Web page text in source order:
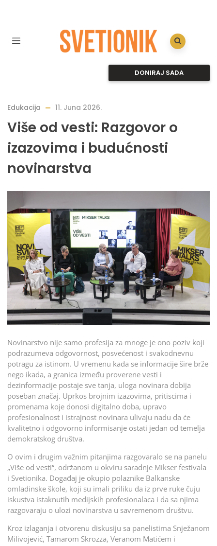
DONIRAJ SADA
Edukacija 11. Juna 2026.
Više od vesti: Razgovor o
izazovima i budućnosti
novinarstva
Novinarstvo nije samo profesija za mnoge je ono poziv koji
podrazumeva odgovornost, posvećenost i svakodnevnu
potragu za istinom. U vremenu kada se informacije šire brže
nego ikada, a granica između proverene vesti i
dezinformacije postaje sve tanja, uloga novinara dobija
poseban značaj. Uprkos brojnim izazovima, pritiscima i
promenama koje donosi digitalno doba, upravo
profesionalnost i istrajnost novinara ulivaju nadu da će
kvalitetno i odgovorno informisanje ostati jedan od temelja
demokratskog društva.
O ovim i drugim važnim pitanjima razgovaralo se na panelu
„Više od vesti“, održanom u okviru saradnje Mikser festivala
i Svetionika. Događaj je okupio polaznike Balkanske
omladinske škole, koji su imali priliku da iz prve ruke čuju
iskustva istaknutih medijskih profesionalaca i da sa njima
razgovaraju o ulozi novinarstva u savremenom društvu.
Kroz izlaganja i otvorenu diskusiju sa panelistima Snježanom
Milivojević, Tamarom Skrozza, Veranom Matićem i